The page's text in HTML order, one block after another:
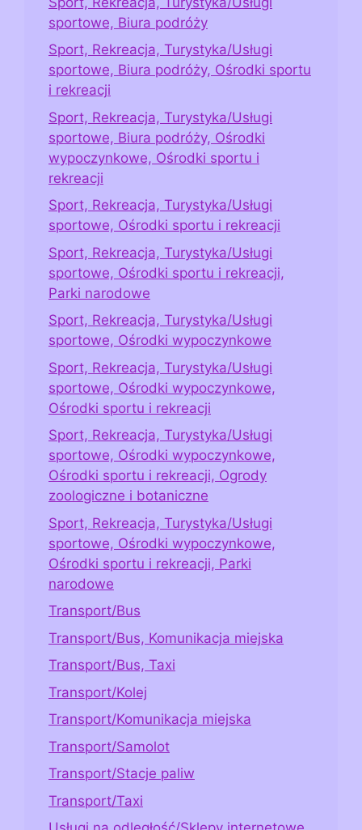
sportowe, Biura podróży
Sport, Rekreacja, Turystyka/Usługi
sportowe, Biura podróży, Ośrodki sportu
i rekreacji
Sport, Rekreacja, Turystyka/Usługi
sportowe, Biura podróży, Ośrodki
wypoczynkowe, Ośrodki sportu i
rekreacji
Sport, Rekreacja, Turystyka/Usługi
sportowe, Ośrodki sportu i rekreacji
Sport, Rekreacja, Turystyka/Usługi
sportowe, Ośrodki sportu i rekreacji,
Parki narodowe
Sport, Rekreacja, Turystyka/Usługi
sportowe, Ośrodki wypoczynkowe
Sport, Rekreacja, Turystyka/Usługi
sportowe, Ośrodki wypoczynkowe,
Ośrodki sportu i rekreacji
Sport, Rekreacja, Turystyka/Usługi
sportowe, Ośrodki wypoczynkowe,
Ośrodki sportu i rekreacji, Ogrody
zoologiczne i botaniczne
Sport, Rekreacja, Turystyka/Usługi
sportowe, Ośrodki wypoczynkowe,
Ośrodki sportu i rekreacji, Parki
narodowe
Transport/Bus
Transport/Bus, Komunikacja miejska
Transport/Bus, Taxi
Transport/Kolej
Transport/Komunikacja miejska
Transport/Samolot
Transport/Stacje paliw
Transport/Taxi